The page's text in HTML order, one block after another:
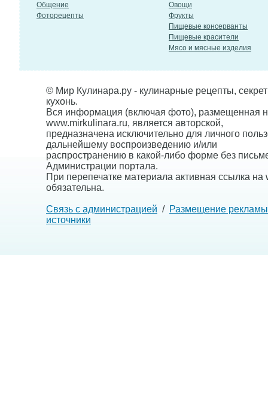
Общение
Фоторецепты
Овощи
Фрукты
Пищевые консерванты
Пищевые красители
Мясо и мясные изделия
© Мир Кулинара.ру - кулинарные рецепты,
кухонь.
Вся информация (включая фото), размещенная
www.mirkulinara.ru, является авторской,
предназначена исключительно для личного
дальнейшему воспроизведению и/или
распространению в какой-либо форме без
Администрации портала.
При перепечатке материала активная ссылка на
обязательна.
Связь с администрацией / Размещение рекламы
источники